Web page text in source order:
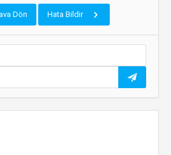
Dön Hata Bildir